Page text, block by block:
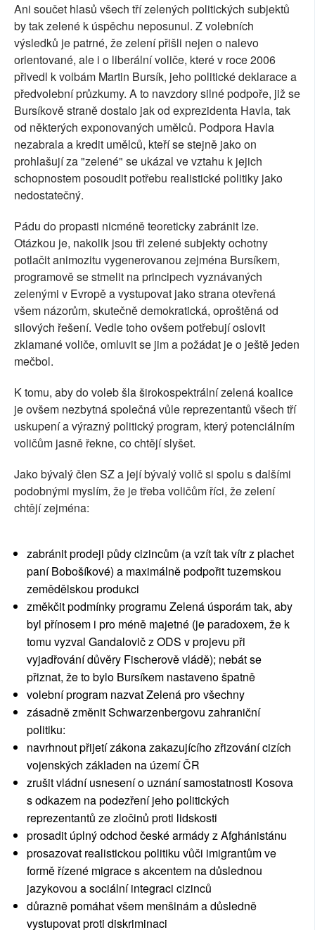
Ani součet hlasů všech tří zelených politických subjektů
by tak zelené k úspěchu neposunul. Z volebních
výsledků je patrné, že zelení přišli nejen o nalevo
orientované, ale i o liberální voliče, které v roce 2006
přivedl k volbám Martin Bursík, jeho politické deklarace a
předvolební průzkumy. A to navzdory silné podpoře, již se
Bursíkově straně dostalo jak od exprezidenta Havla, tak
od některých exponovaných umělců. Podpora Havla
nezabrala a kredit umělců, kteří se stejně jako on
prohlašují za "zelené" se ukázal ve vztahu k jejich
schopnostem posoudit potřebu realistické politiky jako
nedostatečný.
Pádu do propasti nicméně teoreticky zabránit lze.
Otázkou je, nakolik jsou tři zelené subjekty ochotny
potlačit animozitu vygenerovanou zejména Bursíkem,
programově se stmelit na principech vyznávaných
zelenými v Evropě a vystupovat jako strana otevřená
všem názorům, skutečně demokratická, oproštěná od
silových řešení. Vedle toho ovšem potřebují oslovit
zklamané voliče, omluvit se jim a požádat je o ještě jeden
mečbol.
K tomu, aby do voleb šla širokospektrální zelená koalice
je ovšem nezbytná společná vůle reprezentantů všech tří
uskupení a výrazný politický program, který potenciálním
voličům jasně řekne, co chtějí slyšet.
Jako bývalý člen SZ a její bývalý volič si spolu s dalšími
podobnými myslím, že je třeba voličům říci, že zelení
chtějí zejména:
zabránit prodeji půdy cizincům (a vzít tak vítr z plachet
paní Bobošíkové) a maximálně podpořit tuzemskou
zemědělskou produkci
změkčit podmínky programu Zelená úsporám tak, aby
byl přínosem i pro méně majetné (je paradoxem, že k
tomu vyzval Gandalovič z ODS v projevu při
vyjadřování důvěry Fischerově vládě); nebát se
přiznat, že to bylo Bursíkem nastaveno špatně
volební program nazvat Zelená pro všechny
zásadně změnit Schwarzenbergovu zahraniční
politiku:
navrhnout přijetí zákona zakazujícího zřizování cizích
vojenských základen na území ČR
zrušit vládní usnesení o uznání samostatnosti Kosova
s odkazem na podezření jeho politických
reprezentantů ze zločinů proti lidskosti
prosadit úplný odchod české armády z Afghánistánu
prosazovat realistickou politiku vůči imigrantům ve
formě řízené migrace s akcentem na důslednou
jazykovou a sociální integraci cizinců
důrazně pomáhat všem menšinám a důsledně
vystupovat proti diskriminaci